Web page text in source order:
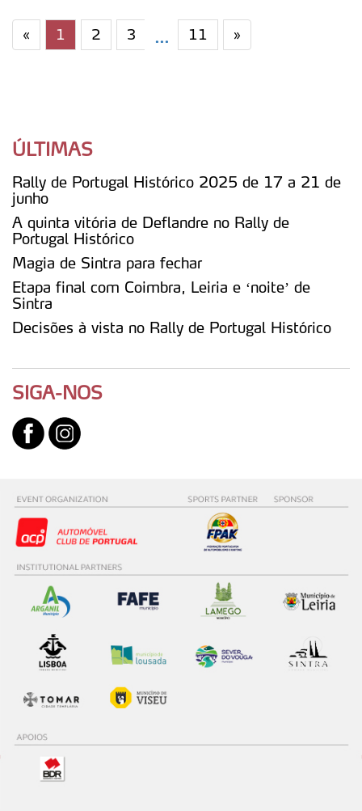
« 1 2 3 ... 11 »
ÚLTIMAS
Rally de Portugal Histórico 2025 de 17 a 21 de
junho
A quinta vitória de Deflandre no Rally de
Portugal Histórico
Magia de Sintra para fechar
Etapa final com Coimbra, Leiria e ‘noite’ de
Sintra
Decisões à vista no Rally de Portugal Histórico
SIGA-NOS